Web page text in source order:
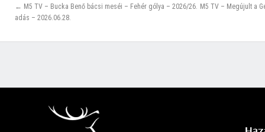
← M5 TV – Bucka Benő bácsi meséi – Fehér gólya – 2026/26.
adás – 2026.06.28.
M5 TV – Megújult a